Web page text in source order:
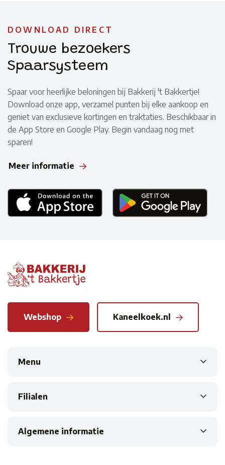
DOWNLOAD DIRECT
Trouwe bezoekers
Spaarsysteem
Spaar voor heerlijke beloningen bij Bakkerij 't Bakkertje!
Download onze app, verzamel punten bij elke aankoop en
geniet van exclusieve kortingen en traktaties. Beschikbaar in
de App Store en Google Play. Begin vandaag nog met
sparen!
Meer informatie
Webshop Kaneelkoek.nl
Menu
Filialen
Algemene informatie